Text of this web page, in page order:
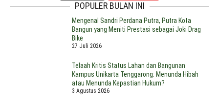
POPULER BULAN INI
Mengenal Sandri Perdana Putra, Putra Kota
Bangun yang Meniti Prestasi sebagai Joki Drag
Bike
27 Juli 2026
Telaah Kritis Status Lahan dan Bangunan
Kampus Unikarta Tenggarong: Menunda Hibah
atau Menunda Kepastian Hukum?
3 Agustus 2026